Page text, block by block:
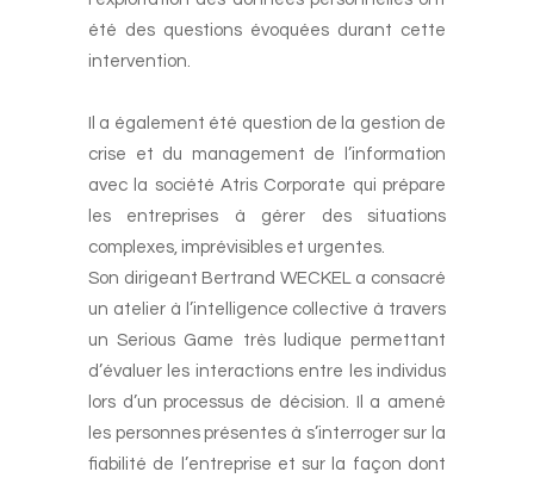
été des questions évoquées durant cette
intervention.
Il a également été question de la gestion de
crise et du management de l’information
avec la société Atris Corporate qui prépare
les entreprises à gérer des situations
complexes, imprévisibles et urgentes.
Son dirigeant Bertrand WECKEL a consacré
un atelier à l’intelligence collective à travers
un Serious Game très ludique permettant
d’évaluer les interactions entre les individus
lors d’un processus de décision. Il a amené
les personnes présentes à s’interroger sur la
fiabilité de l’entreprise et sur la façon dont